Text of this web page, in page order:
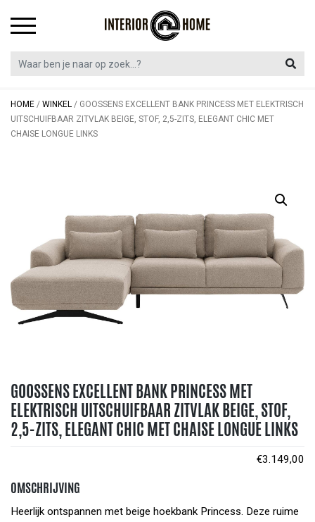
HOME / WINKEL / GOOSSENS EXCELLENT BANK PRINCESS MET ELEKTRISCH
UITSCHUIFBAAR ZITVLAK BEIGE, STOF, 2,5-ZITS, ELEGANT CHIC MET
CHAISE LONGUE LINKS
GOOSSENS EXCELLENT BANK PRINCESS MET
ELEKTRISCH UITSCHUIFBAAR ZITVLAK BEIGE, STOF,
2,5-ZITS, ELEGANT CHIC MET CHAISE LONGUE LINKS
€3.149,00
OMSCHRIJVING
Heerlijk ontspannen met beige hoekbank Princess. Deze ruime